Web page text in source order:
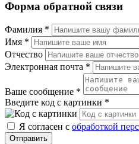
Форма обратной связи
Фамилия *
Имя *
Отчество
Электронная почта *
Ваше сообщение *
Введите код с картинки *
Я согласен с обработкой
Отправить